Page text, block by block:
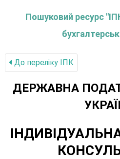
Пошуковий ресурс
До переліку IПК
ДЕРЖАВНА